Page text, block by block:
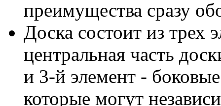
преимущества сразу
Доска состоит из трех
центральная часть
и 3-й элемент -
которые могут